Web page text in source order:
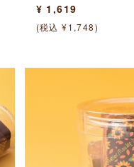
¥ 1,619
(税込 ¥1,748)